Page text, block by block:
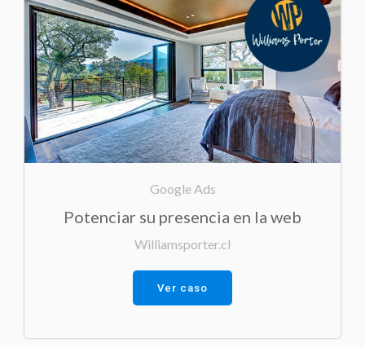
Google Ads
Potenciar su presencia en la web
Williamsporter.cl
Ver caso